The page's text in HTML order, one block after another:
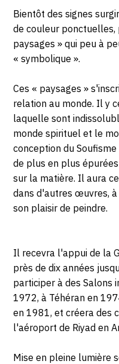
Bientôt des signes
de couleur ponctuelles,
paysages » qui peu à
« symbolique ».
Ces « paysages »
relation au monde. Il y
laquelle sont
monde spirituel et le
conception du
de plus en plus
sur la matière. Il aura
dans d'autres œuvres,
son plaisir de peindre.
Il recevra l'appui de la
près de dix années
participer à des Salons
1972, à Téhéran en
en 1981, et créera des
l'aéroport de Riyad en
Mise en pleine lumière